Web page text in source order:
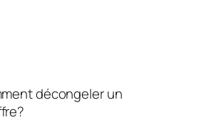
décongeler un